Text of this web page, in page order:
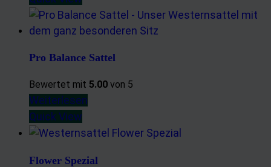
Pro Balance Sattel
Bewertet mit 5.00 von 5
Weiterlesen
Quick View
Flower Spezial